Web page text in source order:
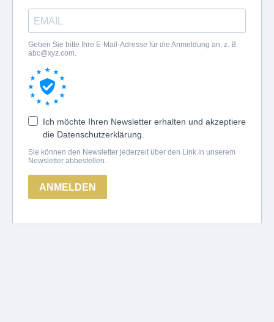
Geben Sie bitte Ihre E-Mail-Adresse für die Anmeldung an, z. B.
abc@xyz.com.
Ich möchte Ihren Newsletter erhalten und akzeptiere
die Datenschutzerklärung.
Sie können den Newsletter jederzeit über den Link in unserem
Newsletter abbestellen.
ANMELDEN